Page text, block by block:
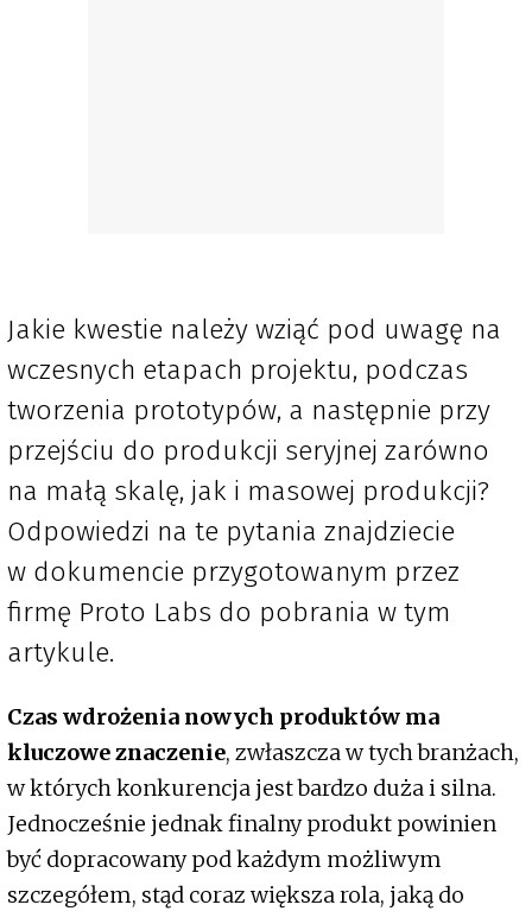
Jakie kwestie należy wziąć pod uwagę na
wczesnych etapach projektu, podczas
tworzenia prototypów, a następnie przy
przejściu do produkcji seryjnej zarówno
na małą skalę, jak i masowej produkcji?
Odpowiedzi na te pytania znajdziecie
w dokumencie przygotowanym przez
firmę Proto Labs do pobrania w tym
artykule.
Czas wdrożenia nowych produktów ma
kluczowe znaczenie, zwłaszcza w tych branżach,
w których konkurencja jest bardzo duża i silna.
Jednocześnie jednak finalny produkt powinien
być dopracowany pod każdym możliwym
szczegółem, stąd coraz większa rola, jaką do